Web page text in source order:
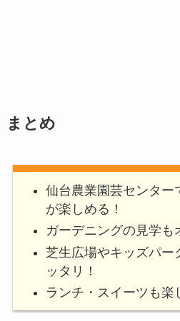
まとめ
仙台農業園芸センター
が楽しめる！
ガーデニングの見学も
芝生広場やキッズパー
ッタリ！
ランチ・スイーツも楽